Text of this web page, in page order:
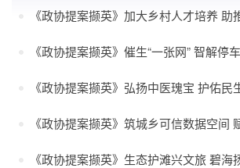
《政协提案撷英》催生“一张网” 智解停
《政协提案撷英》弘扬中医瑰宝 护佑民
《政协提案撷英》生态护滩兴文旅 碧海